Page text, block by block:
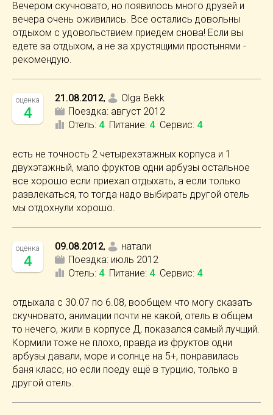
Вечером скучновато, но появилось много друзей и
вечера очень оживились. Все остались довольны
отдыхом с удовольствием приедем снова! Если вы
едете за отдыхом, а не за хрустящими простынями -
рекомендую.
оценка
4
21.08.2012,
Olga Bekk
Поездка: август 2012
Отель: 4 Питание: 4 Сервис: 4
есть не точность 2 четырехэтажных корпуса и 1
двухэтажный, мало фруктов одни арбузы остальное
все хорошо если приехал отдыхать, а если только
развлекаться, то тогда надо выбирать другой отель
мы отдохнули хорошо.
оценка
4
09.08.2012,
натали
Поездка: июль 2012
Отель: 4 Питание: 4 Сервис: 4
отдыхала с 30.07 по 6.08, вообщем что могу сказать
скучновато, анимации почти не какой, отель в общем
то нечего, жили в корпусе Д, показался самый лучщий.
Кормили тоже не плохо, правда из фруктов одни
арбузы давали, море и солнце на 5+, понравилась
баня класс, но если поеду ещё в турцию, только в
другой отель.